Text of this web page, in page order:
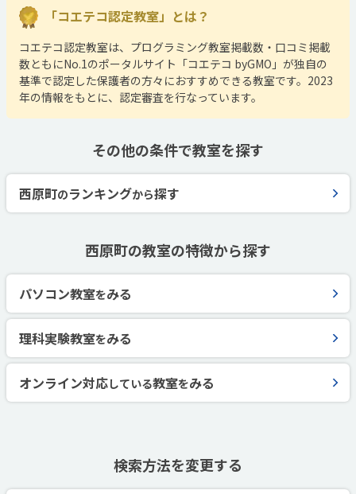
「コエテコ認定教室」とは？
コエテコ認定教室は、プログラミング教室掲載数・口コミ掲載
数ともにNo.1のポータルサイト「コエテコ byGMO」が独自の
基準で認定した保護者の方々におすすめできる教室です。2023
年の情報をもとに、認定審査を行なっています。
その他の条件で教室を探す
西原町のランキングから探す
西原町の教室の特徴から探す
パソコン教室をみる
理科実験教室をみる
オンライン対応している教室をみる
検索方法を変更する